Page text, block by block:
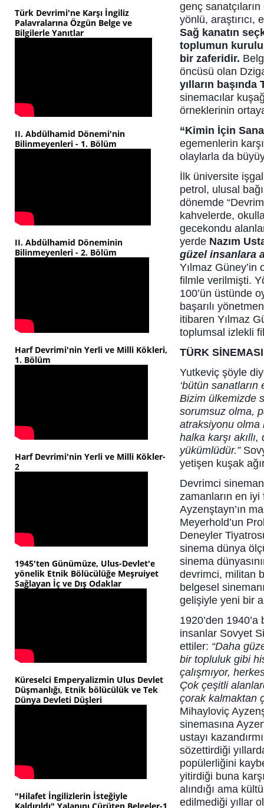
Türk Devrimi'ne Karşı İngiliz
Palavralarına Özgün Belge ve
Bilgilerle Yanıtlar
II. Abdülhamid Dönemi'nin
Bilinmeyenleri - 1. Bölüm
II. Abdülhamid Döneminin
Bilinmeyenleri - 2. Bölüm
Harf Devrimi'nin Yerli ve Milli Kökleri,
1. Bölüm
Harf Devrimi'nin Yerli ve Milli Kökler-
2
1945'ten Günümüze, Ulus-Devlet'e
yönelik Etnik Bölücülüğe Meşruiyet
Sağlayan İç ve Dış Odaklar
Küreselci Emperyalizmin Ulus Devlet
Düşmanlığı, Etnik bölücülük ve Tek
Dünya Devleti Düşleri
"Hilafet İngilizlerin İsteğiyle
genç
yönlü,
Sağ kanatın
toplumun
bir zaferidir.
öncüsü olan
yılların başında
sinemacılar
örneklerinin
“Kimin İçin
egemenlerin
olaylarla da
İlk üniversite
petrol, ulusal
dönemde
kahvelerde,
gecekondu
yerde Nazım
güzel insanlara
Yılmaz Güney’in
filmle verilmişti.
100’ün üstünde
başarılı
itibaren Yılmaz
toplumsal izlekli
TÜRK
Yutkeviç şöyle
‘bütün sanatların
Bizim ülkemizde
sorumsuz olma,
atraksiyonu olma
halka karşı
yükümlüdür.”
yetişen kuşak
Devrimci
zamanların en
Ayzenştayn’ın
Meyerhold’un
Deneyler
sinema dünya
sinema
devrimci, militan
belgesel
gelişiyle yeni bir
1920’den
insanlar Sovyet
ettiler: “Daha
bir topluluk gibi
çalışmıyor,
Çok çeşitli
çorak kalmaktan
Mihayloviç
sinemasına
ustayı
sözettirdiği
popülerliğini
yitirdiği buna
alındığı ama
edilmediği yıllar